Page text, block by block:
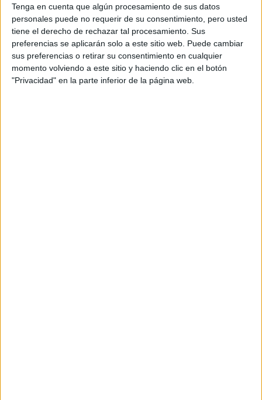
Tenga en cuenta que algún procesamiento de sus datos
personales puede no requerir de su consentimiento, pero usted
tiene el derecho de rechazar tal procesamiento. Sus
preferencias se aplicarán solo a este sitio web. Puede cambiar
sus preferencias o retirar su consentimiento en cualquier
momento volviendo a este sitio y haciendo clic en el botón
"Privacidad" en la parte inferior de la página web.
Web pensada para poder ofrecer diferentes
productos propios y ajenos para que los
aficionados los puedan adquirir
Divulgación
Dossier